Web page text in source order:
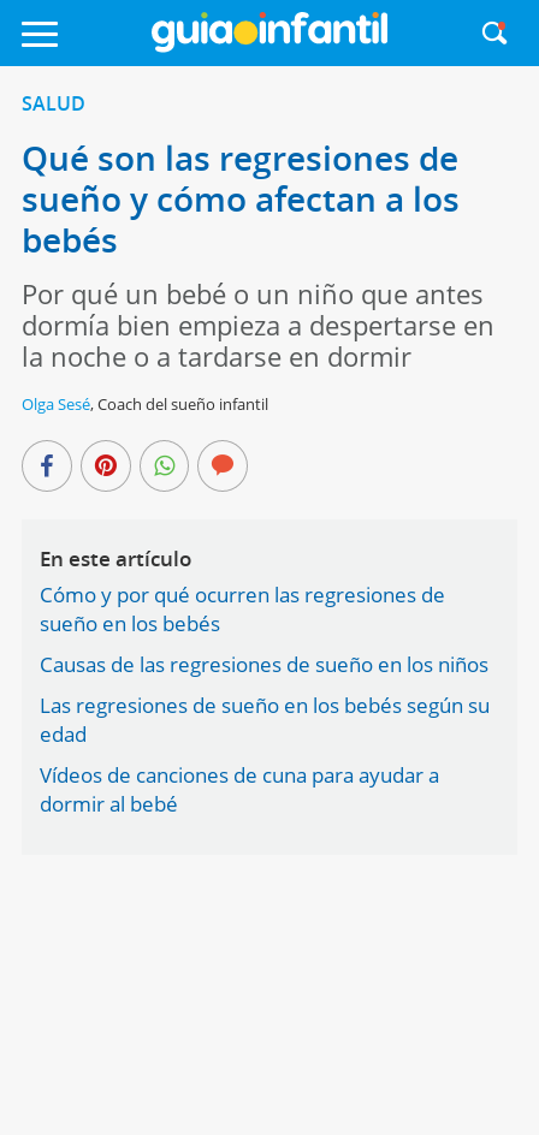
SALUD
Qué son las regresiones de
sueño y cómo afectan a los
bebés
Por qué un bebé o un niño que antes
dormía bien empieza a despertarse en
la noche o a tardarse en dormir
Olga Sesé,Coach del sueño infantil
En este artículo
Cómo y por qué ocurren las regresiones de
sueño en los bebés
Causas de las regresiones de sueño en los niños
Las regresiones de sueño en los bebés según su
edad
Vídeos de canciones de cuna para ayudar a
dormir al bebé